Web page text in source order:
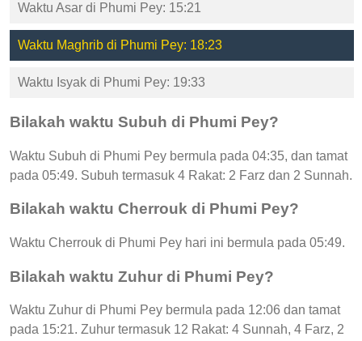
Waktu Asar di Phumi Pey: 15:21
Waktu Maghrib di Phumi Pey: 18:23
Waktu Isyak di Phumi Pey: 19:33
Bilakah waktu Subuh di Phumi Pey?
Waktu Subuh di Phumi Pey bermula pada 04:35, dan tamat
pada 05:49. Subuh termasuk 4 Rakat: 2 Farz dan 2 Sunnah.
Bilakah waktu Cherrouk di Phumi Pey?
Waktu Cherrouk di Phumi Pey hari ini bermula pada 05:49.
Bilakah waktu Zuhur di Phumi Pey?
Waktu Zuhur di Phumi Pey bermula pada 12:06 dan tamat
pada 15:21. Zuhur termasuk 12 Rakat: 4 Sunnah, 4 Farz, 2